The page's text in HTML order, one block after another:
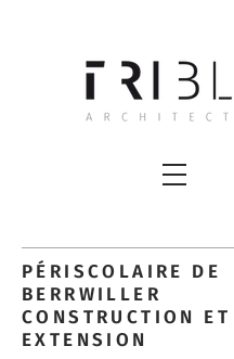
PÉRISCOLAIRE DE
BERRWILLER
CONSTRUCTION ET
EXTENSION